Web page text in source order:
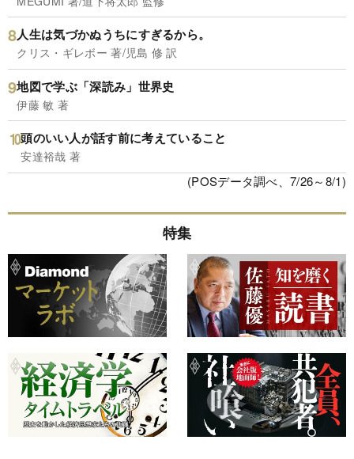
人生は気づかぬうちにすぎるから。
クリス・ギレボー 著/児島 修 訳
地図で学ぶ「深読み」世界史
伊藤 敏 著
頭のいい人が話す前に考えていること
安達裕哉 著
(POSデータ調べ、7/26～8/1)
特集